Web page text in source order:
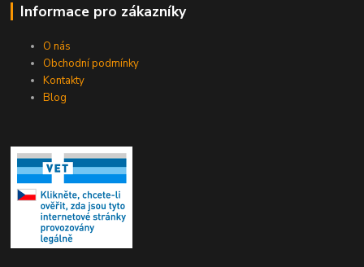
Informace pro zákazníky
O nás
Obchodní podmínky
Kontakty
Blog